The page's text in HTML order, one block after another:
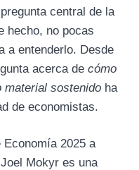
central de la
hecho, no pocas
a entenderlo. Desde
acerca de cómo
material sostenido ha
de economistas.
Economía 2025 a
Mokyr es una